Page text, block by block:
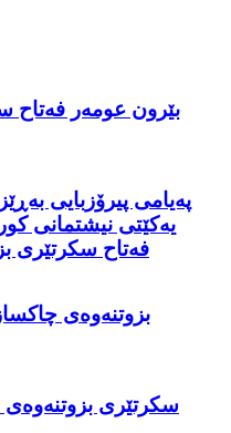
بێرون عومەر فەتاح
پەیامی پیرۆزبایی
یەکێتی نیشتمانی
فەتاح سکرتێری
بزوتنەوەی
سکرتێری